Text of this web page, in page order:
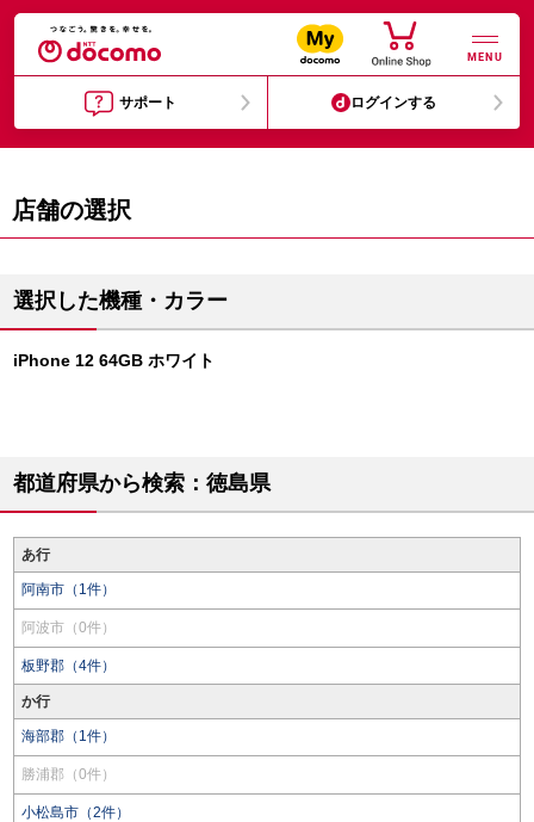
MENU
サポート ログインする
店舗の選択
選択した機種・カラー
iPhone 12 64GB ホワイト
都道府県から検索：徳島県
あ行
阿南市（1件）
阿波市（0件）
板野郡（4件）
か行
海部郡（1件）
勝浦郡（0件）
小松島市（2件）